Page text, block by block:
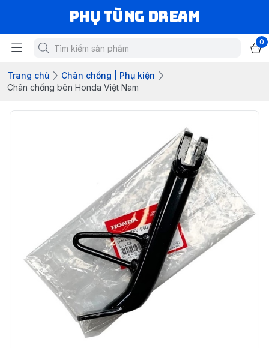
Phụ Tùng Dream
0
Trang chủ
Chân chống | Phụ kiện
Chân chống bên Honda Việt Nam